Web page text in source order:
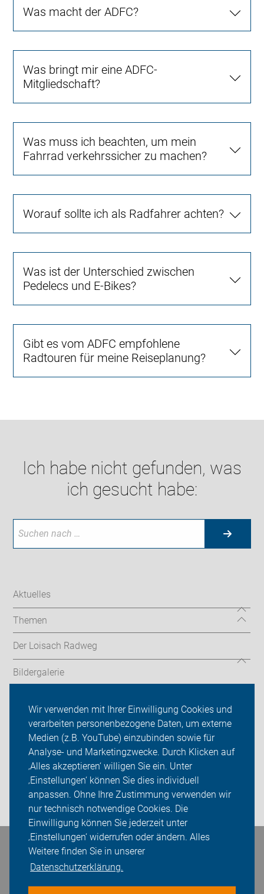
Wir verwenden mit Ihrer Einwilligung Cookies und
verarbeiten personenbezogene Daten, um externe
Medien (z.B. YouTube) einzubinden sowie für
Analyse- und Marketingzwecke. Durch Klicken auf
‚Alles akzeptieren‘ willigen Sie ein. Unter
‚Einstellungen‘ können Sie dies individuell
anpassen. Ohne Ihre Zustimmung verwenden wir
nur technisch notwendige Cookies. Die
Einwilligung können Sie jederzeit unter
‚Einstellungen‘ widerrufen oder ändern. Alles
Weitere finden Sie in unserer
Datenschutzerklärung.
Was macht der ADFC?
Was bringt mir eine ADFC-
Mitgliedschaft?
Was muss ich beachten, um mein
Fahrrad verkehrssicher zu machen?
Worauf sollte ich als Radfahrer achten?
Was ist der Unterschied zwischen
Pedelecs und E-Bikes?
Gibt es vom ADFC empfohlene
Radtouren für meine Reiseplanung?
Ich habe nicht gefunden, was
ich gesucht habe:
Aktuelles
Themen
Der Loisach Radweg
Bildergalerie
ADFC Bad Tölz-Wolfratshausen
Sei dabei
Presse
Login
Bleiben Sie in Kontakt